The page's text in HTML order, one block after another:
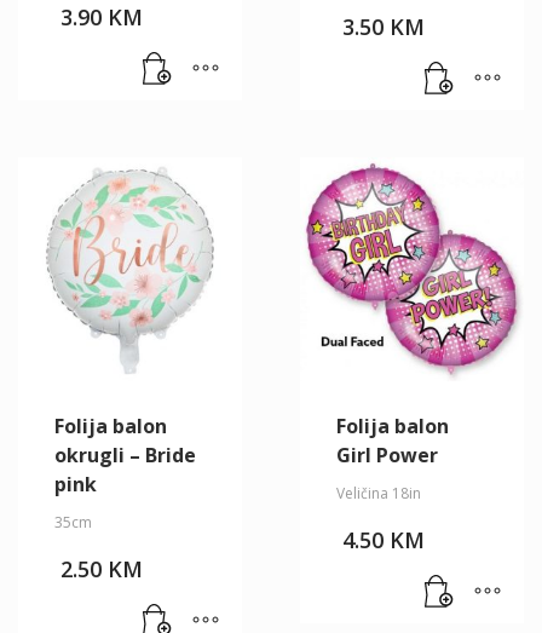
3.90 KM 3.50 KM
Folija balon
okrugli – Bride
pink
35cm
2.50 KM
Folija balon
Girl Power
Veličina 18in
4.50 KM